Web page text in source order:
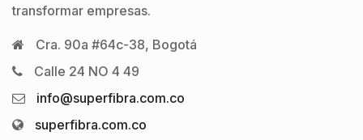
transformar empresas.
Cra. 90a #64c-38, Bogotá
Calle 24 NO 4 49
info@superfibra.com.co
superfibra.com.co